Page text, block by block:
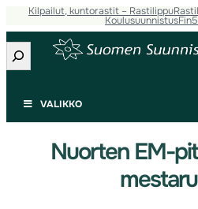
Kilpailut, kuntorastit – Rastilippu
KoulusuunnistusFin5
Etsi
VALIKKO
Nuorten EM-